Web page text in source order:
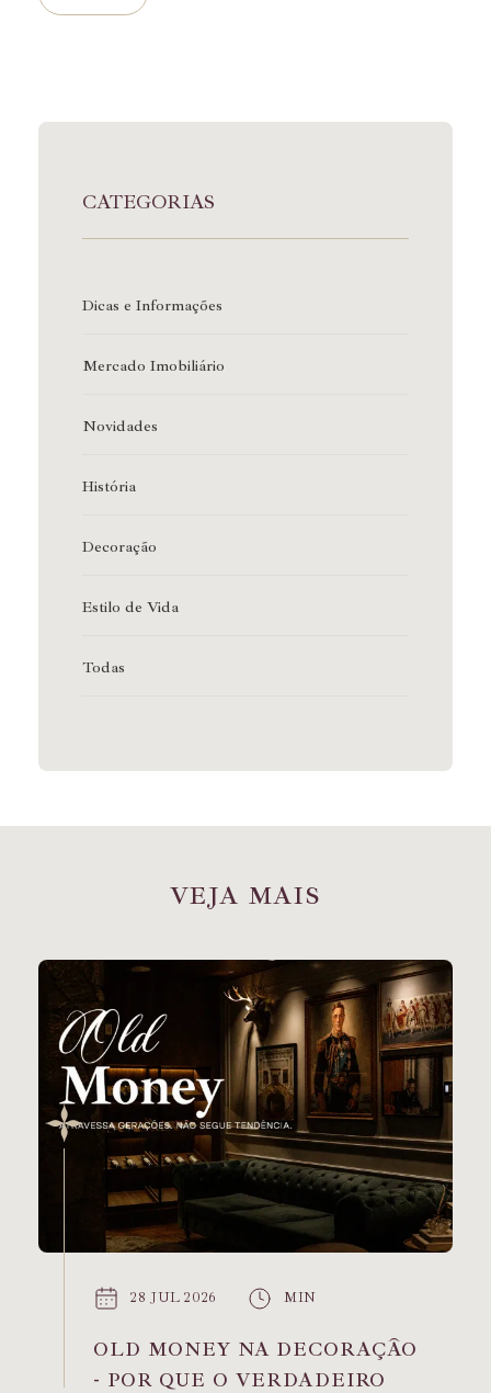
CATEGORIAS
Dicas e Informações
Mercado Imobiliário
Novidades
História
Decoração
Estilo de Vida
Todas
VEJA MAIS
28 JUL 2026 MIN
OLD MONEY NA DECORAÇÃO
- POR QUE O VERDADEIRO